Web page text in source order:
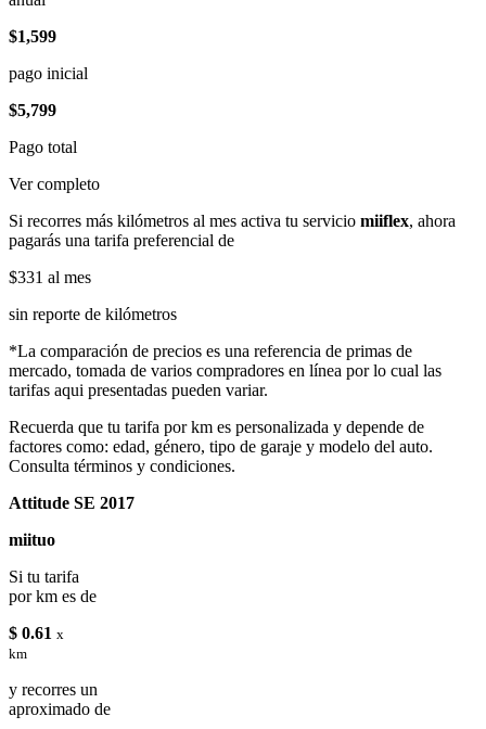
$1,599
pago inicial
$5,799
Pago total
Ver completo
Si recorres más kilómetros al mes activa tu servicio miiflex, ahora
pagarás una tarifa preferencial de
$331 al mes
sin reporte de kilómetros
*La comparación de precios es una referencia de primas de
mercado, tomada de varios compradores en línea por lo cual las
tarifas aqui presentadas pueden variar.
Recuerda que tu tarifa por km es personalizada y depende de
factores como: edad, género, tipo de garaje y modelo del auto.
Consulta términos y condiciones.
Attitude SE 2017
miituo
Si tu tarifa
por km es de
$ 0.61 x
km
y recorres un
aproximado de